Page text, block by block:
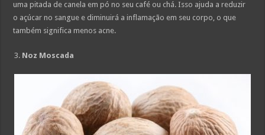
uma pitada de canela em pó no seu café ou chá. Isso ajuda a reduzir
o açúcar no sangue e diminuirá a inflamação em seu corpo, o que
também significa menos acne.
Noz Moscada